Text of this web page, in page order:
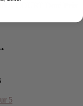
COURT Doré
5